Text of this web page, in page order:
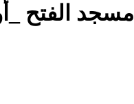
مسجد الفتح